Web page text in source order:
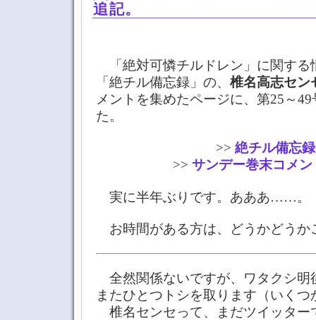
追記。
「絶対可憐チルドレン」に関する
「絶チル備忘録」の、 椎名高志セン
メントを集めたページに、第25～
た。
>> 絶チル備忘録
>> サンデー巻末コメン
実に半年ぶりです。あああ……。
お時間がある方は、どうかどうか
全然関係ないですが、ワタクシ明
またひとつトシを取ります（いく
椎名センセって、まだツイッター